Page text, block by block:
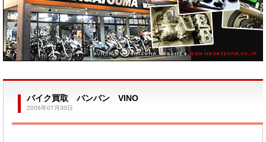
バイク買取 バンバン VINO
2006年07月30日